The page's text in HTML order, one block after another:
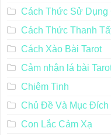
Cách Thức Sử Dụng
Cách Thức Thanh
Cách Xào Bài Tarot
Cảm nhận lá bài
Chiêm Tinh
Chủ Đề Và Mục Đích
Con Lắc Cảm Xạ